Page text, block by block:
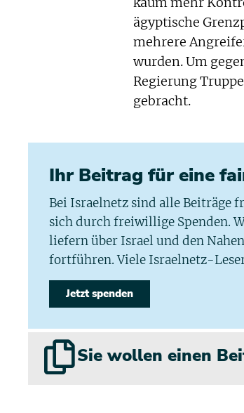
ägyptische
mehrere
wurden. Um
Regierung
gebracht.
Ihr Beitrag für eine
Bei Israelnetz sind alle Beiträge
sich durch freiwillige Spenden.
liefern über Israel und den
fortführen. Viele Israelnetz-
Jetzt spenden
Sie wollen einen